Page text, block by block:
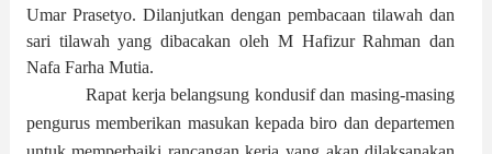
Umar Prasetyo. Dilanjutkan dengan pembacaan tilawah dan
sari tilawah yang dibacakan oleh M Hafizur Rahman dan
Nafa Farha Mutia.
Rapat kerja belangsung kondusif dan masing-masing
pengurus memberikan masukan kepada biro dan departemen